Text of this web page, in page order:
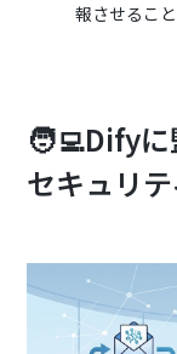
報させるこ
🧑‍💻Dify
セキュリ